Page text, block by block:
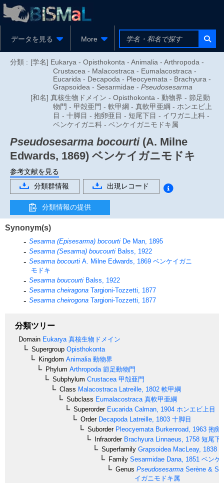
データを見る More
分類 : [学名] Eukarya - Opisthokonta - Animalia - Arthropoda -
Crustacea - Malacostraca - Eumalacostraca -
Eucarida - Decapoda - Pleocyemata - Brachyura -
Grapsoidea - Sesarmidae - Pseudosesarma
[和名] 真核生物ドメイン - Opisthokonta - 動物界 - 節足動
物門 - 甲殻亜門 - 軟甲綱 - 真軟甲亜綱 - ホンエビ上
目 - 十脚目 - 抱卵亜目 - 短尾下目 - イワガニ上科 -
ベンケイガニ科 - ベンケイガニモドキ属
Pseudosesarma bocourti(A. Milne
Edwards, 1869) ベンケイガニモドキ
参考文献を見る
分類群情報
出現レコード
分類情報の提供
Synonym(s)
Sesarma (Episesarma) bocourti De Man, 1895
Sesarma (Sesarma) boucourti Balss, 1922
Sesarma bocourti A. Milne Edwards, 1869 ベンケイガニ
モドキ
Sesarma boucourti Balss, 1922
Sesarma cheiragona Targioni-Tozzetti, 1877
Sesarma cheirogona Targioni-Tozzetti, 1877
分類ツリー
Domain Eukarya 真核生物ドメイン
Supergroup Opisthokonta
Kingdom Animalia 動物界
Phylum Arthropoda 節足動物門
Subphylum Crustacea 甲殻亜門
Class Malacostraca Latreille, 1802 軟甲綱
Subclass Eumalacostraca 真軟甲亜綱
SuperorderEucarida Calman, 1904 ホンエビ上目
OrderDecapoda Latreille, 1803 十脚目
SuborderPleocyemata Burkenroad, 1963 抱卵
InfraorderBrachyura Linnaeus, 1758 短尾下
Superfamily Grapsoidea MacLeay, 1838
Family Sesarmidae Dana, 1851 ベンケ
Genus Pseudosesarma Serène &
イガニモドキ属